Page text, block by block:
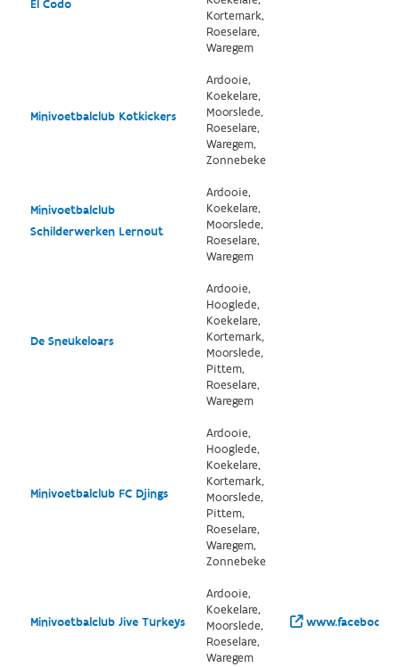
El Codo
Kortemark,
Roeselare,
Waregem
Minivoetbalclub Kotkickers
Ardooie,
Koekelare,
Moorslede,
Roeselare,
Waregem,
Zonnebeke
Minivoetbalclub
Schilderwerken Lernout
Ardooie,
Koekelare,
Moorslede,
Roeselare,
Waregem
De Sneukeloars
Ardooie,
Hooglede,
Koekelare,
Kortemark,
Moorslede,
Pittem,
Roeselare,
Waregem
Minivoetbalclub FC Djings
Ardooie,
Hooglede,
Koekelare,
Kortemark,
Moorslede,
Pittem,
Roeselare,
Waregem,
Zonnebeke
Minivoetbalclub Jive Turkeys
Ardooie,
Koekelare,
Moorslede,
Roeselare,
Waregem